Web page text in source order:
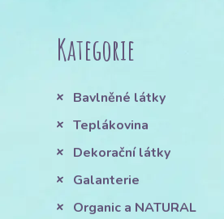
Kategorie
Bavlněné látky
Teplákovina
Dekorační látky
Galanterie
Organic a NATURAL